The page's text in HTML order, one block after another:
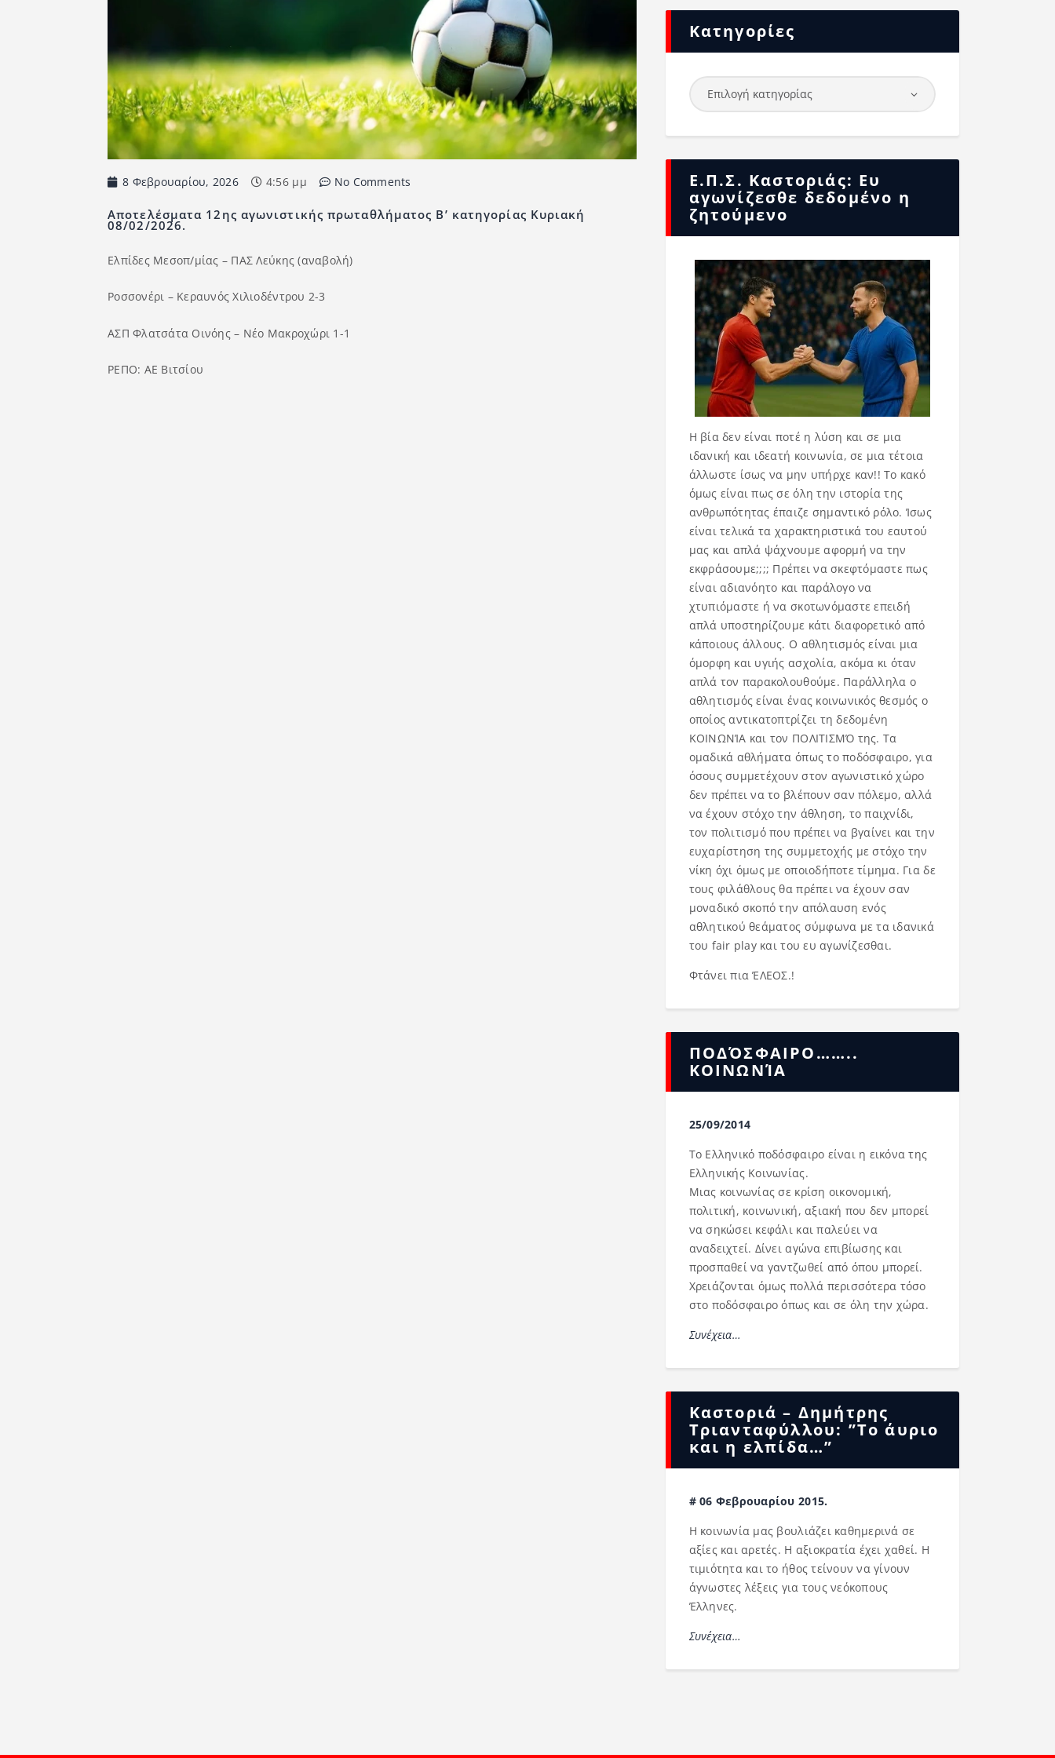
8 Φεβρουαρίου, 2026 4:56 μμ No Comments
Αποτελέσματα 12ης αγωνιστικής πρωταθλήματος Β’ κατηγορίας Κυριακή
08/02/2026.
Ελπίδες Μεσοπ/μίας – ΠΑΣ Λεύκης (αναβολή)
Ροσσονέρι – Κεραυνός Χιλιοδέντρου 2-3
ΑΣΠ Φλατσάτα Οινόης – Νέο Μακροχώρι 1-1
ΡΕΠΟ: ΑΕ Βιτσίου
Κατηγορίες
Ε.Π.Σ. Καστοριάς: Ευ
αγωνίζεσθε δεδομένο η
ζητούμενο
Η βία δεν είναι ποτέ η λύση και σε μια
ιδανική και ιδεατή κοινωνία, σε μια τέτοια
άλλωστε ίσως να μην υπήρχε καν!! Το κακό
όμως είναι πως σε όλη την ιστορία της
ανθρωπότητας έπαιζε σημαντικό ρόλο. Ίσως
είναι τελικά τα χαρακτηριστικά του εαυτού
μας και απλά ψάχνουμε αφορμή να την
εκφράσουμε;;;; Πρέπει να σκεφτόμαστε πως
είναι αδιανόητο και παράλογο να
χτυπιόμαστε ή να σκοτωνόμαστε επειδή
απλά υποστηρίζουμε κάτι διαφορετικό από
κάποιους άλλους. Ο αθλητισμός είναι μια
όμορφη και υγιής ασχολία, ακόμα κι όταν
απλά τον παρακολουθούμε. Παράλληλα ο
αθλητισμός είναι ένας κοινωνικός θεσμός ο
οποίος αντικατοπτρίζει τη δεδομένη
ΚΟΙΝΩΝΊΑ και τον ΠΟΛΙΤΙΣΜΌ της. Τα
ομαδικά αθλήματα όπως το ποδόσφαιρο, για
όσους συμμετέχουν στον αγωνιστικό χώρο
δεν πρέπει να το βλέπουν σαν πόλεμο, αλλά
να έχουν στόχο την άθληση, το παιχνίδι,
τον πολιτισμό που πρέπει να βγαίνει και την
ευχαρίστηση της συμμετοχής με στόχο την
νίκη όχι όμως με οποιοδήποτε τίμημα. Για δε
τους φιλάθλους θα πρέπει να έχουν σαν
μοναδικό σκοπό την απόλαυση ενός
αθλητικού θεάματος σύμφωνα με τα ιδανικά
του fair play και του ευ αγωνίζεσθαι.
Φτάνει πια ΈΛΕΟΣ.!
ΠΟΔΌΣΦΑΙΡΟ……..
ΚΟΙΝΩΝΊΑ
25/09/2014
Το Ελληνικό ποδόσφαιρο είναι η εικόνα της
Ελληνικής Κοινωνίας.
Μιας κοινωνίας σε κρίση οικονομική,
πολιτική, κοινωνική, αξιακή που δεν μπορεί
να σηκώσει κεφάλι και παλεύει να
αναδειχτεί. Δίνει αγώνα επιβίωσης και
προσπαθεί να γαντζωθεί από όπου μπορεί.
Χρειάζονται όμως πολλά περισσότερα τόσο
στο ποδόσφαιρο όπως και σε όλη την χώρα.
Συνέχεια…
Καστοριά – Δημήτρης
Τριανταφύλλου: ”Το άυριο
και η ελπίδα…”
# 06 Φεβρουαρίου 2015.
Η κοινωνία μας βουλιάζει καθημερινά σε
αξίες και αρετές. Η αξιοκρατία έχει χαθεί. Η
τιμιότητα και το ήθος τείνουν να γίνουν
άγνωστες λέξεις για τους νεόκοπους
Έλληνες.
Συνέχεια…